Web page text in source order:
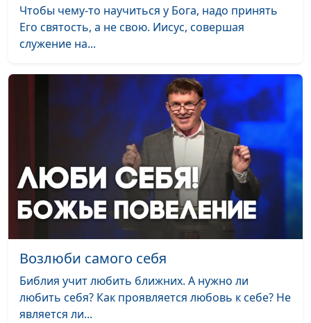
Мужья превосходят
Вениамин Дашкевич,
священнослужитель,
Вениамин Дашкевич,
священнослужитель,
молодежный лидер
#9
вместе с грешниками?
Вениамин Дашкевич,
священнослужитель,
молодежный лидер
Кто такие бесы?
Вениамин Дашкевич,
священнослужитель,
молодежный лидер
Что такое Царство
Небесное?
Вениамин Дашкевич,
священнослужитель,
молодежный лидер
Чтобы чему-то научиться у Бога, надо принять
Его святость, а не свою. Иисус, совершая
служение на...
Возлюби самого себя
Библия учит любить ближних. А нужно ли
любить себя? Как проявляется любовь к себе? Не
является ли...